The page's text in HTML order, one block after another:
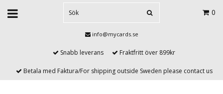
0
info@mycards.se
Snabb leverans Fraktfritt över 899kr
Betala med Faktura/For shipping outside Sweden please contact us